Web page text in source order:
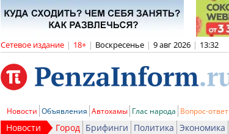
Сетевое издание | 18+ | Воскресенье | 9 авг 2026 | 13:32
Новости Объявления Автохамы Глас народа Вопрос-ответ
Новости Город Брифинги Политика Экономика